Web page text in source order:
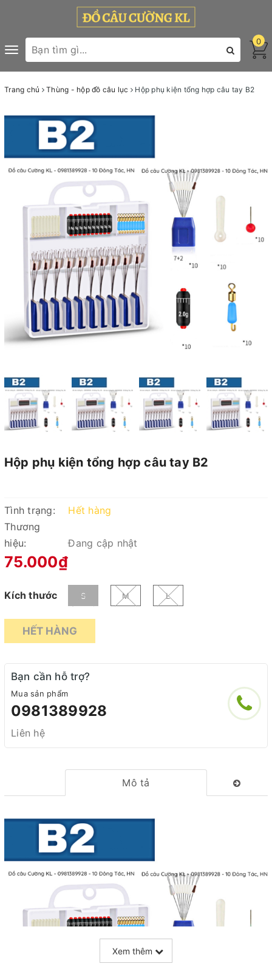
Toggle
navigation
0
Trang chủ Thùng - hộp đồ câu lục Hộp phụ kiện tổng hợp câu tay B2
Hộp phụ kiện tổng hợp câu tay B2
Tình trạng:
Hết hàng
Thương
hiệu:
Đang cập nhật
75.000₫
Kích thước S M L
HẾT HÀNG
Bạn cần hỗ trợ?
Mua sản phẩm
0981389928
Liên hệ
Mô tả
Xem thêm